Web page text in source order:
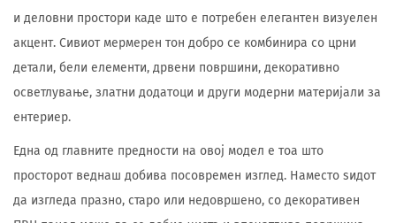
и деловни простори каде што е потребен елегантен визуелен
акцент. Сивиот мермерен тон добро се комбинира со црни
детали, бели елементи, дрвени површини, декоративно
осветлување, златни додатоци и други модерни материјали за
ентериер.
Една од главните предности на овој модел е тоа што
просторот веднаш добива посовремен изглед. Наместо ѕидот
да изгледа празно, старо или недовршено, со декоративен